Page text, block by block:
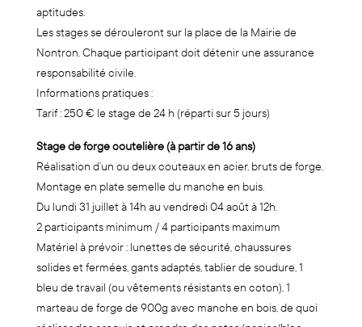
aptitudes.
Les stages se dérouleront sur la place de la Mairie de
Nontron. Chaque participant doit détenir une assurance
responsabilité civile.
Informations pratiques :
Tarif : 250 € le stage de 24 h (réparti sur 5 jours)
Stage de forge coutelière (à partir de 16 ans)
Réalisation d’un ou deux couteaux en acier, bruts de forge.
Montage en plate semelle du manche en buis.
Du lundi 31 juillet à 14h au vendredi 04 août à 12h.
2 participants minimum / 4 participants maximum
Matériel à prévoir : lunettes de sécurité, chaussures
solides et fermées, gants adaptés, tablier de soudure, 1
bleu de travail (ou vêtements résistants en coton), 1
marteau de forge de 900g avec manche en bois, de quoi